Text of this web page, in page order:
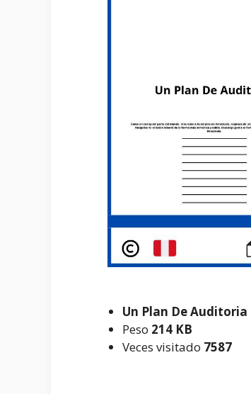
Un Plan De Auditoria
Peso 214 KB
Veces visitado 7587